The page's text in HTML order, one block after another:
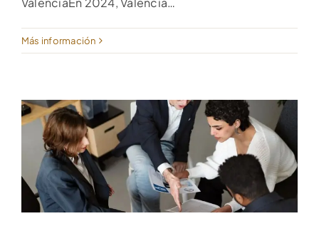
Más información